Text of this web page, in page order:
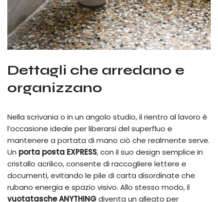
Dettagli che arredano e
organizzano
Nella scrivania o in un angolo studio, il rientro al lavoro è
l’occasione ideale per liberarsi del superfluo e
mantenere a portata di mano ciò che realmente serve.
Un porta posta EXPRESS, con il suo design semplice in
cristallo acrilico, consente di raccogliere lettere e
documenti, evitando le pile di carta disordinate che
rubano energia e spazio visivo. Allo stesso modo, il
vuotatasche ANYTHINGdiventa un alleato per